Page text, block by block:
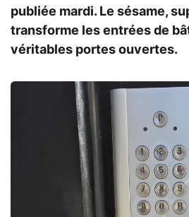
publiée mardi. Le sésame,
transforme les entrées de
véritables portes ouvertes.